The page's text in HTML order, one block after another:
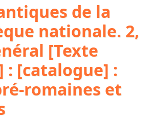
la BnF
de la Bibliothèque nationale de
de la
nationale. 2,
[Texte
: [catalogue] :
romaines et